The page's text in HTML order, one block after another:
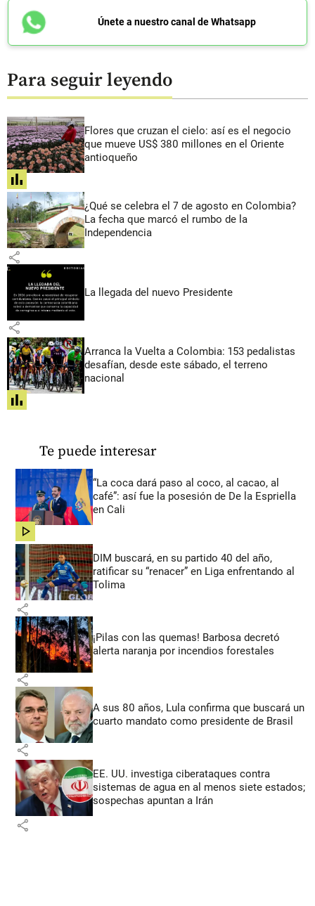
Únete a nuestro canal de Whatsapp
Para seguir leyendo
Flores que cruzan el cielo: así es el negocio
que mueve US$ 380 millones en el Oriente
antioqueño
share
¿Qué se celebra el 7 de agosto en Colombia?
La fecha que marcó el rumbo de la
Independencia
share
La llegada del nuevo Presidente
share
Arranca la Vuelta a Colombia: 153 pedalistas
desafían, desde este sábado, el terreno
nacional
share
Te puede interesar
“La coca dará paso al coco, al cacao, al
café”: así fue la posesión de De la Espriella
en Cali
share
DIM buscará, en su partido 40 del año,
ratificar su “renacer” en Liga enfrentando al
Tolima
share
¡Pilas con las quemas! Barbosa decretó
alerta naranja por incendios forestales
share
A sus 80 años, Lula confirma que buscará un
cuarto mandato como presidente de Brasil
share
EE. UU. investiga ciberataques contra
sistemas de agua en al menos siete estados;
sospechas apuntan a Irán
share